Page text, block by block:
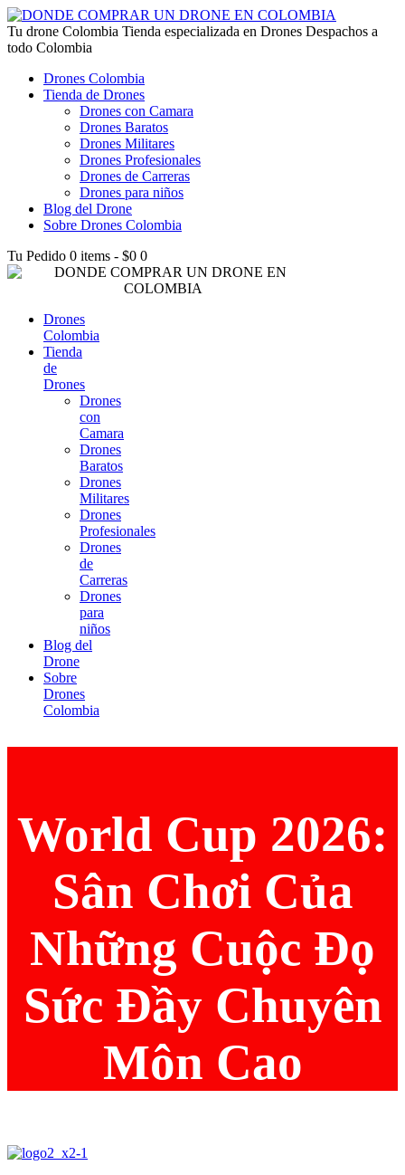
Tu drone Colombia Tienda especializada en Drones Despachos a
todo Colombia
Drones Colombia
Tienda de Drones
Drones con Camara
Drones Baratos
Drones Militares
Drones Profesionales
Drones de Carreras
Drones para niños
Blog del Drone
Sobre Drones Colombia
Tu Pedido 0 items - $0 0
Drones
Colombia
Tienda
de
Drones
Drones
con
Camara
Drones
Baratos
Drones
Militares
Drones
Profesionales
Drones
de
Carreras
Drones
para
niños
Blog del
Drone
Sobre
Drones
Colombia
World Cup 2026:
Sân Chơi Của
Những Cuộc Đọ
Sức Đầy Chuyên
Môn Cao